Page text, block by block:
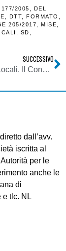
2005
DEL
DTT FORMATO
205/2017 MISE
SD
SUCCESSIVO
Radio e Tv Locali. Il Consiglio di Stato ribadisce: il DPR 146/2017 sui contributi è legittimo
dall’avv.
iscritta al
per le
anche le
di
e tlc. NL